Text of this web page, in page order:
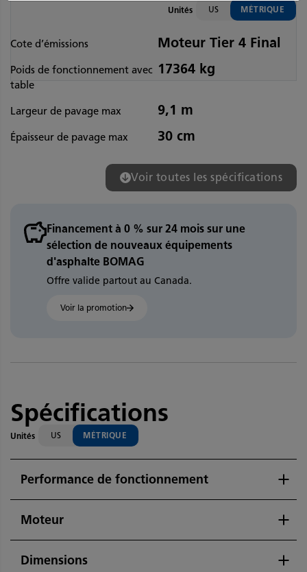
Unités US MÉTRIQUE
Cote d’émissions Moteur Tier 4 Final
Poids de fonctionnement avec
table
17364 kg
Largeur de pavage max 9,1 m
Épaisseur de pavage max 30 cm
Voir toutes les spécifications
Financement à 0 % sur 24 mois sur une
sélection de nouveaux équipements
d'asphalte BOMAG
Offre valide partout au Canada.
Voir la promotion
Spécifications
Unités US MÉTRIQUE
Performance de fonctionnement
Moteur
Dimensions